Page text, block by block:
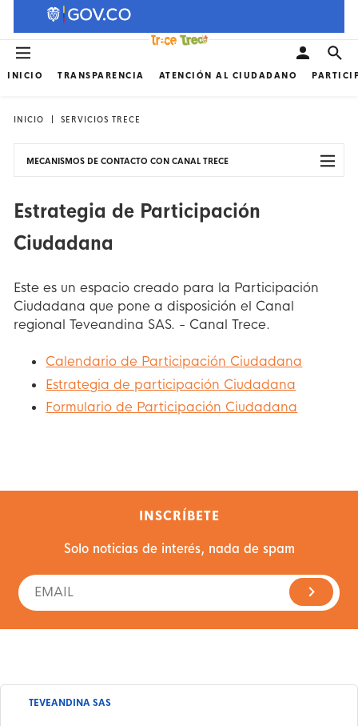
INICIO TRANSPARENCIA ATENCIÓN AL CIUDADANO
INICIO SERVICIOS TRECE
MECANISMOS DE CONTACTO CON CANAL TRECE
Estrategia de Participación
Ciudadana
Este es un espacio creado para la Participación
Ciudadana que pone a disposición el Canal
regional Teveandina SAS. - Canal Trece.
Calendario de Participación Ciudadana
Estrategia de participación Ciudadana
Formulario de Participación Ciudadana
INSCRÍBETE
Solo noticias de interés, nada de spam
TEVEANDINA SAS